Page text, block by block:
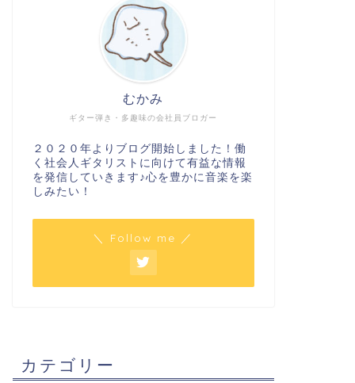
ギター弾き・多趣味の会社員ブロガー
むかみ
２０２０年よりブログ開始しました！働
く社会人ギタリストに向けて有益な情報
を発信していきます♪心を豊かに音楽を楽
しみたい！
＼ Follow me ／
カテゴリー